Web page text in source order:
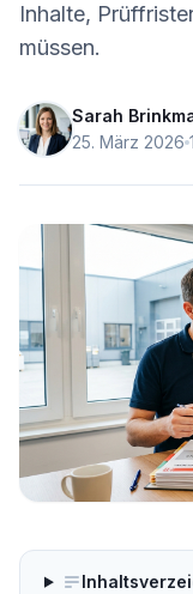
Inhalte,
müssen.
Sarah
25. März 2026